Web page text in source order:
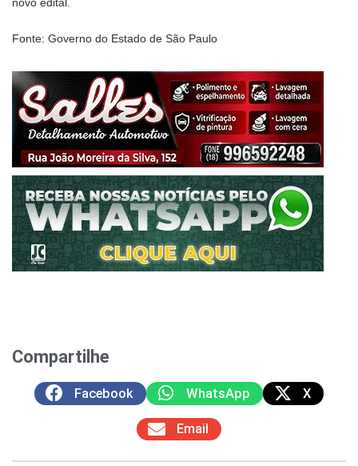
Fonte: Governo do Estado de São Paulo
Compartilhe
Facebook WhatsApp X
Email